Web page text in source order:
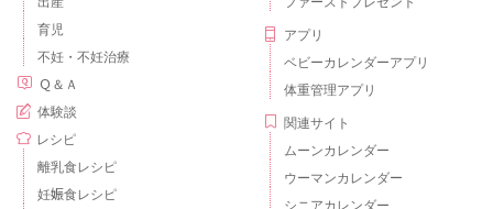
育児
不妊・不妊治療
Ｑ＆Ａ
体験談
レシピ
離乳食レシピ
妊娠食レシピ
アプリ
ベビーカレンダーアプリ
体重管理アプリ
関連サイト
ムーンカレンダー
ウーマンカレンダー
シニアカレンダー